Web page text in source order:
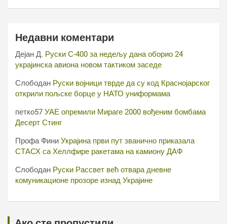
Недавни коментари
Дејан Д. Руски С-400 за недељу дана оборио 24
украјинска авиона новом тактиком заседе
Слободан Руски војници тврде да су код Краснојарског
открили пољске борце у НАТО униформама
петко57 УАЕ опремили Мираге 2000 вођеним бомбама
Десерт Стинг
Профа Фини Украјина први пут званично приказала
СТАСХ са Хеллфире ракетама на камиону ДАФ
Слободан Руски Рассвет већ отвара дневне
комуникационе прозоре изнад Украјине